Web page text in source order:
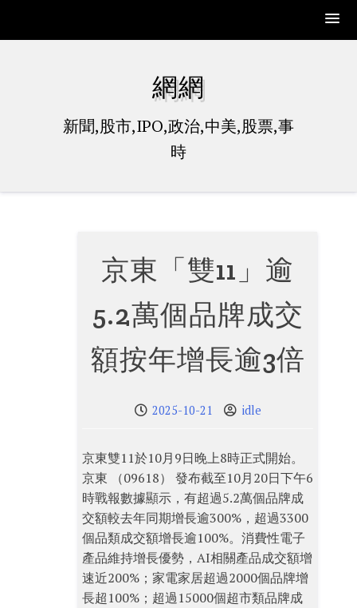
網網
新聞,股市,IPO,政治,中美,股票,事
時
京東「雙11」逾
5.2萬個品牌成交
額按年增長逾3倍
2025-10-21 idle
京東雙11於10月9日晚上8時正式開始。
京東 （09618） 發布截至10月20日下午6
時戰報數據顯示，有超過5.2萬個品牌成
交額較去年同期增長逾300%，超過3300
個品類成交額增長逾100%。消費性電子
產品維持增長優勢，AI相關產品成交額增
速近200%；家電家居超過2000個品牌增
長超100%；超過15000個超市類品牌成